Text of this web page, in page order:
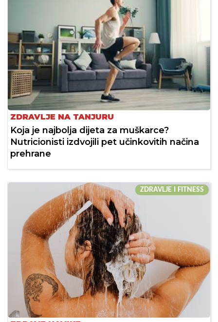
ZDRAVLJE NA TANJURU
Koja je najbolja dijeta za muškarce?
Nutricionisti izdvojili pet učinkovitih načina
prehrane
ZDRAVLJE I FITNESS